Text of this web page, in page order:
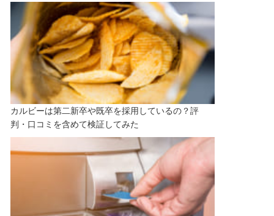
カルビーは第二新卒や既卒を採用しているの？評
判・口コミを含めて検証してみた